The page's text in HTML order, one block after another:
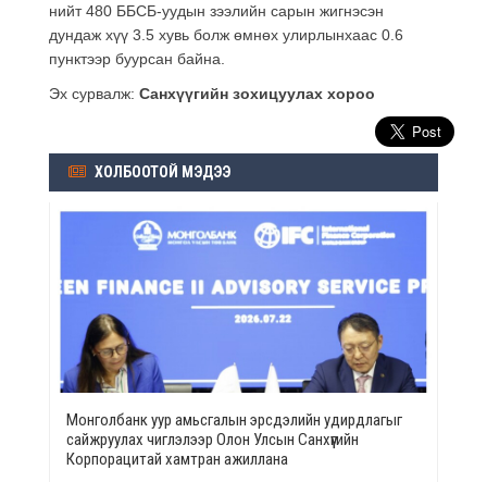
нийт 480 ББСБ-уудын зээлийн сарын жигнэсэн
дундаж хүү 3.5 хувь болж өмнөх улирлынхаас 0.6
пунктээр буурсан байна.
Эх сурвалж: Санхүүгийн зохицуулах хороо
ХОЛБООТОЙ МЭДЭЭ
Монголбанк уур амьсгалын эрсдэлийн удирдлагыг
сайжруулах чиглэлээр Олон Улсын Санхүүгийн
Корпорацитай хамтран ажиллана